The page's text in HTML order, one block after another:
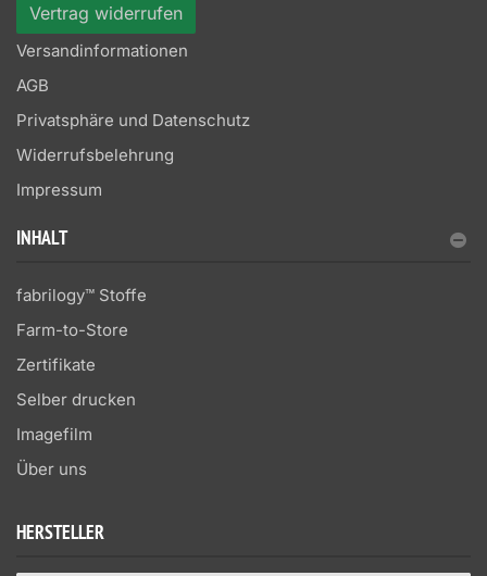
Vertrag widerrufen
Versandinformationen
AGB
Privatsphäre und Datenschutz
Widerrufsbelehrung
Impressum
INHALT
fabrilogy™ Stoffe
Farm-to-Store
Zertifikate
Selber drucken
Imagefilm
Über uns
HERSTELLER